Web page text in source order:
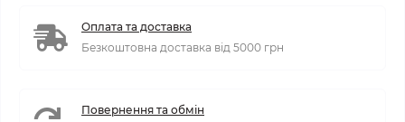
Оплата та доставка
Безкоштовна доставка від 5000 грн
Повернення та обмін